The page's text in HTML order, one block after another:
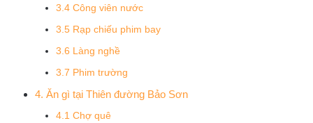
3.4 Công viên nước
3.5 Rạp chiếu phim bay
3.6 Làng nghề
3.7 Phim trường
4. Ăn gì tại Thiên đường Bảo Sơn
4.1 Chợ quê